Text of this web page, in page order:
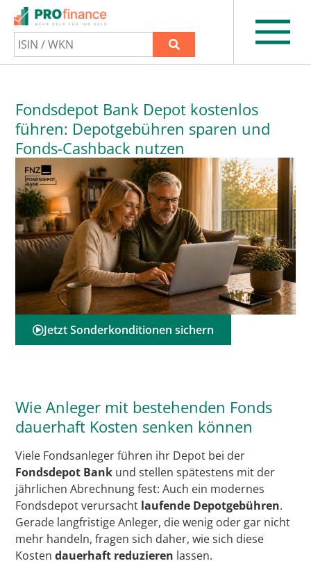
Fondsdepot Bank Depot kostenlos
führen: Depotgebühren sparen und
Fonds-Cashback nutzen
Jetzt Sonderkonditionen sichern
Wie Anleger mit bestehenden Fonds
dauerhaft Kosten senken können
Viele Fondsanleger führen ihr Depot bei der
Fondsdepot Bank und stellen spätestens mit der
jährlichen Abrechnung fest: Auch ein modernes
Fondsdepot verursacht laufende Depotgebühren.
Gerade langfristige Anleger, die wenig oder gar nicht
mehr handeln, fragen sich daher, wie sich diese
Kostendauerhaft reduzieren lassen.